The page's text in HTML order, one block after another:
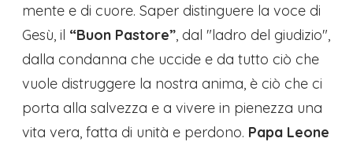
mente e di cuore. Saper distinguere la voce di
Gesù, il “Buon Pastore”, dal "ladro del giudizio",
dalla condanna che uccide e da tutto ciò che
vuole distruggere la nostra anima, è ciò che ci
porta alla salvezza e a vivere in pienezza una
vita vera, fatta di unità e perdono. Papa Leone